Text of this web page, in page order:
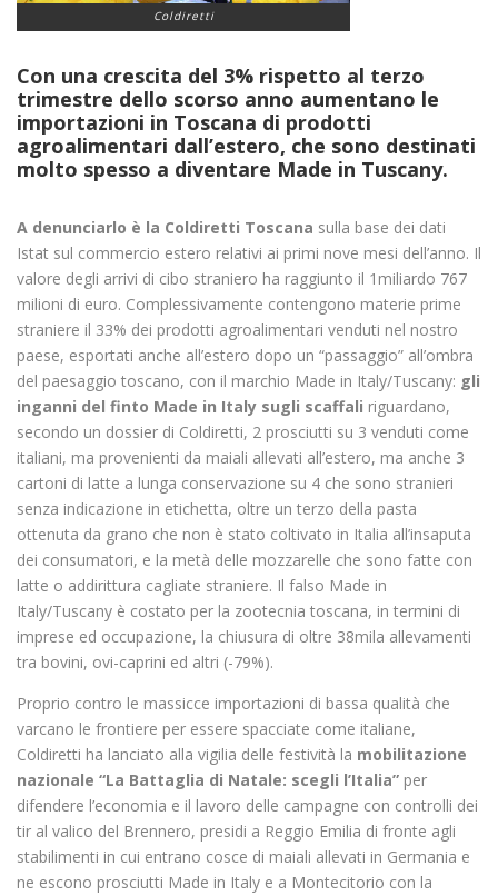
Coldiretti
Con una crescita del 3% rispetto al terzo
trimestre dello scorso anno aumentano le
importazioni in Toscana di prodotti
agroalimentari dall’estero, che sono destinati
molto spesso a diventare Made in Tuscany.
A denunciarlo è la Coldiretti Toscana sulla base dei dati
Istat sul commercio estero relativi ai primi nove mesi dell’anno. Il
valore degli arrivi di cibo straniero ha raggiunto il 1miliardo 767
milioni di euro. Complessivamente contengono materie prime
straniere il 33% dei prodotti agroalimentari venduti nel nostro
paese, esportati anche all’estero dopo un “passaggio” all’ombra
del paesaggio toscano, con il marchio Made in Italy/Tuscany: gli
inganni del finto Made in Italy sugli scaffali riguardano,
secondo un dossier di Coldiretti, 2 prosciutti su 3 venduti come
italiani, ma provenienti da maiali allevati all’estero, ma anche 3
cartoni di latte a lunga conservazione su 4 che sono stranieri
senza indicazione in etichetta, oltre un terzo della pasta
ottenuta da grano che non è stato coltivato in Italia all’insaputa
dei consumatori, e la metà delle mozzarelle che sono fatte con
latte o addirittura cagliate straniere. Il falso Made in
Italy/Tuscany è costato per la zootecnia toscana, in termini di
imprese ed occupazione, la chiusura di oltre 38mila allevamenti
tra bovini, ovi-caprini ed altri (-79%).
Proprio contro le massicce importazioni di bassa qualità che
varcano le frontiere per essere spacciate come italiane,
Coldiretti ha lanciato alla vigilia delle festività la mobilitazione
nazionale “La Battaglia di Natale: scegli l’Italia” per
difendere l’economia e il lavoro delle campagne con controlli dei
tir al valico del Brennero, presidi a Reggio Emilia di fronte agli
stabilimenti in cui entrano cosce di maiali allevati in Germania e
ne escono prosciutti Made in Italy e a Montecitorio con la